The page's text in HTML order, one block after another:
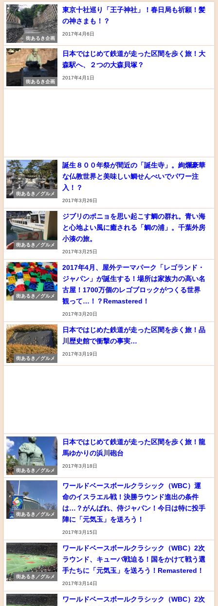
街あるき企画
東京十社巡り「王子神社」！春日局も祈願！髪
の神さまも！？
2017年4月6日
街あるき企画
日本ではじめて鉄道が走った区間を歩く旅！大
森駅へ、２つの大森貝塚？
2017年4月1日
街あるき／グルメ
誕生８００年祭が間近の「誕生寺」。絢爛豪華
な仏教世界と美味しい鯛せんべいでパワー注
入！？
2017年3月26日
街あるき／グルメ
ジブリのポニョを思い起こす鯛の群れ。青い海
と心地よい風に癒される「鯛の浦」。千葉外房
小湊の旅。
2017年3月25日
街あるき／グルメ
2017年4月、屋外テーマパーク「レゴランド・
ジャパン」が誕生する！場所は家族力の高い名
古屋！1700万個のレゴブロックがつくる世界
観って…！？Remastered！
2017年3月20日
街あるき／グルメ
日本ではじめた鉄道が走った区間を歩く旅！品
川歴史館で衝撃の事実…
2017年3月19日
街あるき／グルメ
日本ではじめて鉄道が走った区間を歩く旅！龍
馬ゆかりの浜川砲台
2017年3月18日
街あるき／グルメ
ワールドベースボールクラシック（WBC）運
命のイスラエル戦！決勝ラウンド進出の条件
は…？がんばれ、侍ジャパン！今日は特に投手
陣に「元気玉」を送ろう！
2017年3月15日
街あるき／グルメ
ワールドベースボールクラシック（WBC）2次
ラウンド、キューバ戦迫る！国をかけて戦う選
手たちに「元気玉」を送ろう！Remastered！
2017年3月14日
ワールドベースボールクラシック（WBC）2次